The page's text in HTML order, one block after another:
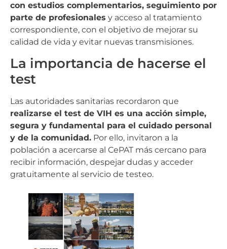
con estudios complementarios, seguimiento por
parte de profesionales y acceso al tratamiento
correspondiente, con el objetivo de mejorar su
calidad de vida y evitar nuevas transmisiones.
La importancia de hacerse el
test
Las autoridades sanitarias recordaron que
realizarse el test de VIH es una acción simple,
segura y fundamental para el cuidado personal
y de la comunidad. Por ello, invitaron a la
población a acercarse al CePAT más cercano para
recibir información, despejar dudas y acceder
gratuitamente al servicio de testeo.